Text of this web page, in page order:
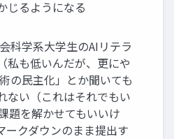
じるようになる
科学系大学生のAIリテラ
私も低いんだが、更にや
の民主化」とか聞いても
ない（これはそれでもい
題を解かせてもいいけ
ークダウンのまま提出す